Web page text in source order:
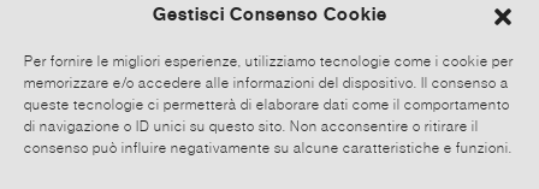
Gestisci Consenso Cookie
Per fornire le migliori esperienze, utilizziamo tecnologie come i cookie per
memorizzare e/o accedere alle informazioni del dispositivo. Il consenso a
queste tecnologie ci permetterà di elaborare dati come il comportamento
di navigazione o ID unici su questo sito. Non acconsentire o ritirare il
consenso può influire negativamente su alcune caratteristiche e funzioni.